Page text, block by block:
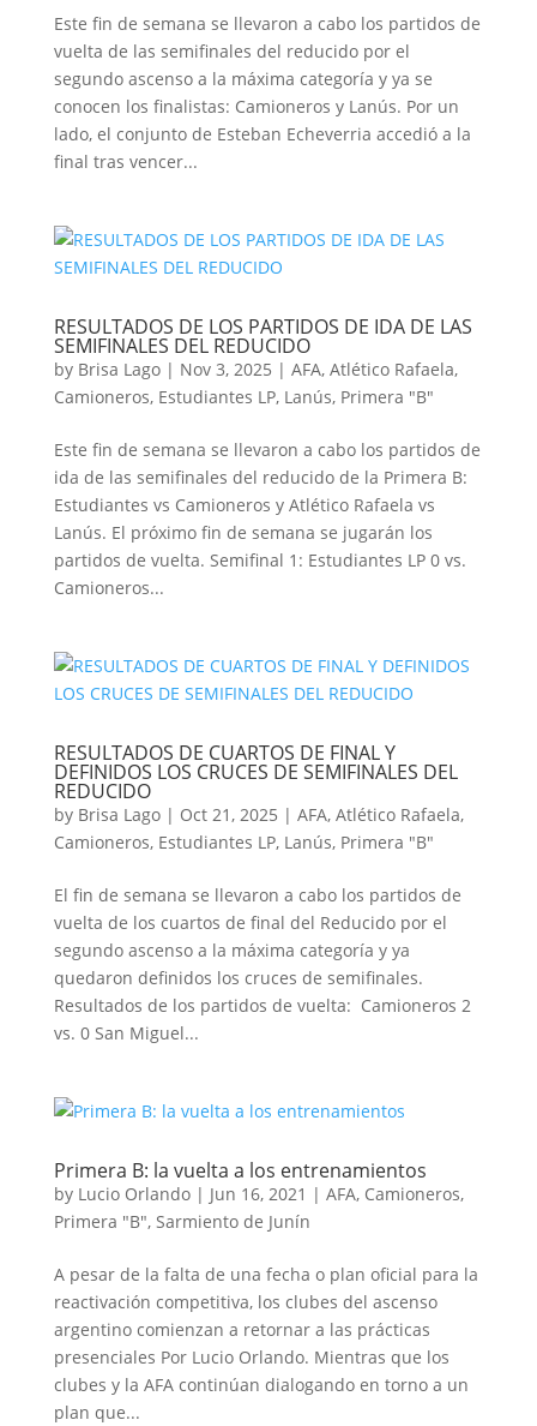
Este fin de semana se llevaron a cabo los partidos de
vuelta de las semifinales del reducido por el
segundo ascenso a la máxima categoría y ya se
conocen los finalistas: Camioneros y Lanús. Por un
lado, el conjunto de Esteban Echeverria accedió a la
final tras vencer...
RESULTADOS DE LOS PARTIDOS DE IDA DE LAS
SEMIFINALES DEL REDUCIDO
by Brisa Lago| Nov 3, 2025 | AFA, Atlético Rafaela,
Camioneros, Estudiantes LP, Lanús, Primera "B"
Este fin de semana se llevaron a cabo los partidos de
ida de las semifinales del reducido de la Primera B:
Estudiantes vs Camioneros y Atlético Rafaela vs
Lanús. El próximo fin de semana se jugarán los
partidos de vuelta. Semifinal 1: Estudiantes LP 0 vs.
Camioneros...
RESULTADOS DE CUARTOS DE FINAL Y
DEFINIDOS LOS CRUCES DE SEMIFINALES DEL
REDUCIDO
by Brisa Lago| Oct 21, 2025 | AFA, Atlético Rafaela,
Camioneros, Estudiantes LP, Lanús, Primera "B"
El fin de semana se llevaron a cabo los partidos de
vuelta de los cuartos de final del Reducido por el
segundo ascenso a la máxima categoría y ya
quedaron definidos los cruces de semifinales.
Resultados de los partidos de vuelta: Camioneros 2
vs. 0 San Miguel...
Primera B: la vuelta a los entrenamientos
by Lucio Orlando| Jun 16, 2021 | AFA, Camioneros,
Primera "B", Sarmiento de Junín
A pesar de la falta de una fecha o plan oficial para la
reactivación competitiva, los clubes del ascenso
argentino comienzan a retornar a las prácticas
presenciales Por Lucio Orlando. Mientras que los
clubes y la AFA continúan dialogando en torno a un
plan que...